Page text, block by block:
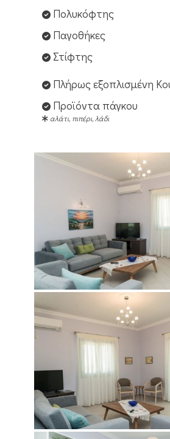
Πολυκόφτης
Παγοθήκες
Στίφτης
Πλήρως εξοπλισμένη
Προϊόντα πάγκου
αλάτι, πιπέρι, λάδι